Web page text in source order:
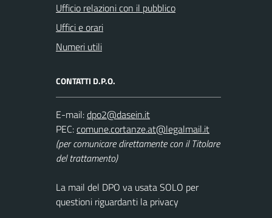
Ufficio relazioni con il pubblico
Uffici e orari
Numeri utili
CONTATTI D.P.O.
E-mail:
PEC:
(per comunicare direttamente con il Titolare
del trattamento)
La mail del DPO va usata SOLO per
questioni riguardanti la privacy